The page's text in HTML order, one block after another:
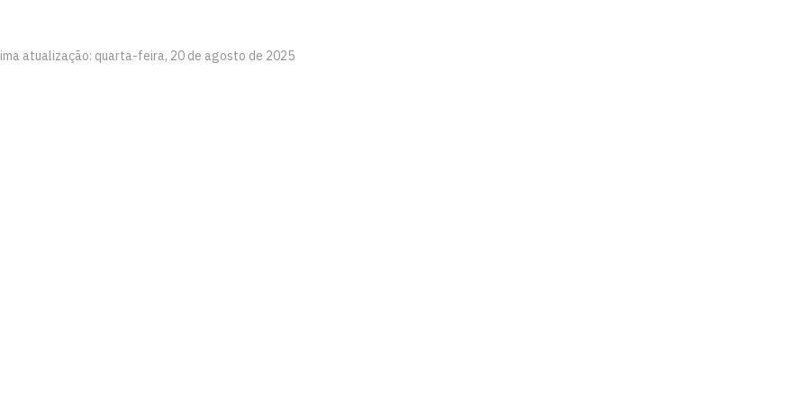
atualização: quarta-feira, 20 de agosto de 2025